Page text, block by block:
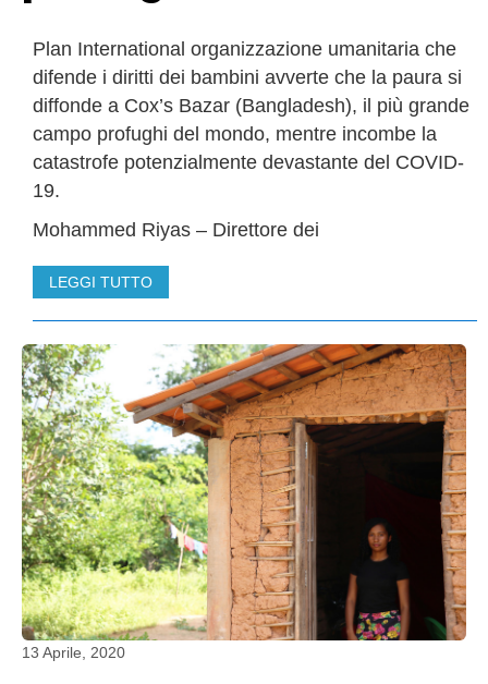
Plan International organizzazione umanitaria che
difende i diritti dei bambini avverte che la paura si
diffonde a Cox’s Bazar (Bangladesh), il più grande
campo profughi del mondo, mentre incombe la
catastrofe potenzialmente devastante del COVID-
19.
Mohammed Riyas – Direttore dei
LEGGI TUTTO
13 Aprile, 2020